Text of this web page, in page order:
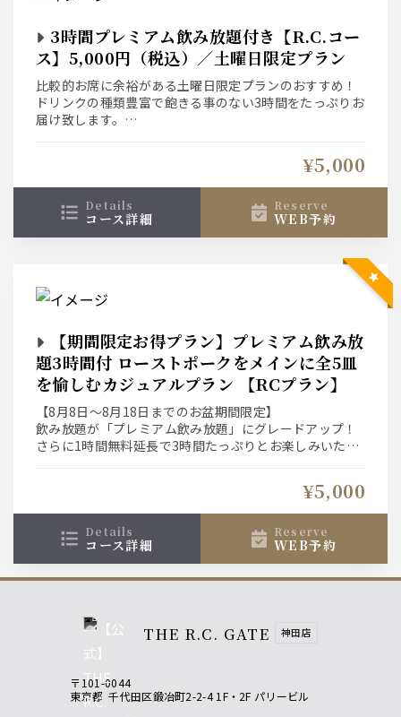
3時間プレミアム飲み放題付き【R.C.コー
ス】5,000円（税込）／土曜日限定プラン
比較的お席に余裕がある土曜日限定プランのおすすめ！
ドリンクの種類豊富で飽きる事のない3時間をたっぷりお
届け致します。
¥5,000
details
コース詳細
reserve
WEB予約
【期間限定お得プラン】プレミアム飲み放
題3時間付 ローストポークをメインに全5皿
を愉しむカジュアルプラン 【RCプラン】
【8月8日～8月18日までのお盆期間限定】
飲み放題が「プレミアム飲み放題」にグレードアップ！
さらに1時間無料延長で3時間たっぷりとお楽しみいただ
お料理はローストポークをメインに全5皿を愉しむプラン
です。
¥5,000
details
コース詳細
reserve
WEB予約
THE R.C. GATE 神田店
〒101-0044
東京都 千代田区鍛冶町2-2-4 1F・2F パリービル